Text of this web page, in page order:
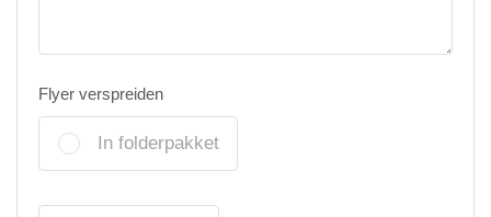
Flyer verspreiden
In folderpakket